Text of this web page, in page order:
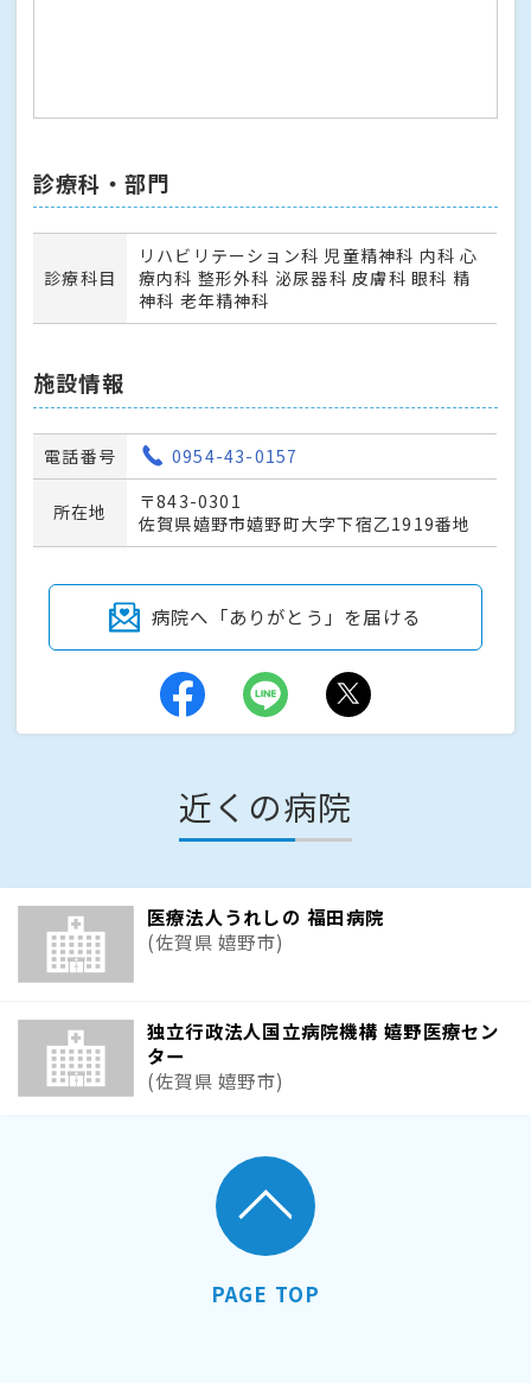
診療科・部門
診療科目
リハビリテーション科 児童精神科 内科 心
療内科 整形外科 泌尿器科 皮膚科 眼科 精
神科 老年精神科
施設情報
電話番号 0954-43-0157
所在地
〒843-0301
佐賀県嬉野市嬉野町大字下宿乙1919番地
病院へ「ありがとう」を届ける
近くの病院
医療法人うれしの 福田病院
(佐賀県 嬉野市)
独立行政法人国立病院機構 嬉野医療セン
ター
(佐賀県 嬉野市)
PAGE TOP